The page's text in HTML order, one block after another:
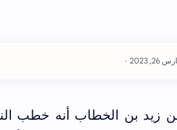
زيد بن الخطاب أنه خطب